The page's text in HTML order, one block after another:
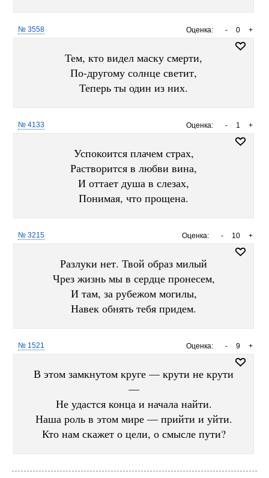
Оценка: +
0
-
№ 3558
Тем, кто видел маску смерти,
По-другому солнце светит,
Теперь ты один из них.
Оценка: +
1
-
№ 4133
Успокоится плачем страх,
Растворится в любви вина,
И оттает душа в слезах,
Понимая, что прощена.
Оценка: +
10
-
№ 3215
Разлуки нет. Твой образ милый
Чрез жизнь мы в сердце пронесем,
И там, за рубежом могилы,
Навек обнять тебя придем.
Оценка: +
9
-
№ 1521
В этом замкнутом круге — крути не крути
—
Не удастся конца и начала найти.
Наша роль в этом мире — прийти и уйти.
Кто нам скажет о цели, о смысле пути?